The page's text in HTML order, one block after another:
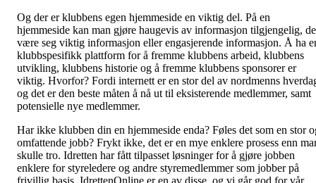
Og der er klubbens egen hjemmeside en viktig del. På en
hjemmeside kan man gjøre haugevis av informasjon tilgjengelig,
være seg viktig informasjon eller engasjerende informasjon. Å ha
klubbspesifikk plattform for å fremme klubbens arbeid, klubbens
utvikling, klubbens historie og å fremme klubbens sponsorer er
viktig. Hvorfor? Fordi internett er en stor del av nordmenns
og det er den beste måten å nå ut til eksisterende medlemmer, samt
potensielle nye medlemmer.
Har ikke klubben din en hjemmeside enda? Føles det som en stor
omfattende jobb? Frykt ikke, det er en mye enklere prosess enn
skulle tro. Idretten har fått tilpasset løsninger for å gjøre jobben
enklere for styreledere og andre styremedlemmer som jobber på
frivillig basis. IdrettenOnline er en av disse, og vi går god for vår